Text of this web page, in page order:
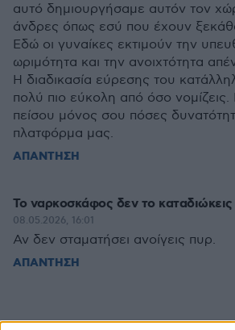
αυτό δημιουργήσαμε αυτόν τον
άνδρες όπως εσύ που έχουν
Εδώ οι γυναίκες εκτιμούν την
ωριμότητα και την ανοιχτότητα
Η διαδικασία εύρεσης του
πολύ πιο εύκολη από όσο
πείσου μόνος σου πόσες
πλατφόρμα μας.
ΑΠΑΝΤΗΣΗ
Το ναρκοσκάφος δεν το καταδιώκεις
08.05.2026, 16:01
Αν δεν σταματήσει ανοίγεις πυρ.
ΑΠΑΝΤΗΣΗ